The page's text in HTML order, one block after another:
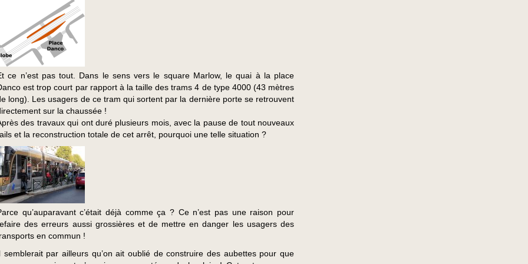
ce n’est pas tout. Dans le sens vers le square Marlow, le quai à la place
est trop court par rapport à la taille des trams 4 de type 4000 (43 mètres
long). Les usagers de ce tram qui sortent par la dernière porte se retrouvent
sur la chaussée !
des travaux qui ont duré plusieurs mois, avec la pause de tout nouveaux
et la reconstruction totale de cet arrêt, pourquoi une telle situation ?
qu’auparavant c’était déjà comme ça ? Ce n’est pas une raison pour
des erreurs aussi grossières et de mettre en danger les usagers des
en commun !
semblerait par ailleurs qu’on ait oublié de construire des aubettes pour que